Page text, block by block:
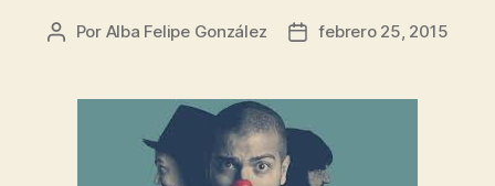
Autor
entrada
Por Alba Felipe González
Fecha
entrada
febrero 25, 2015